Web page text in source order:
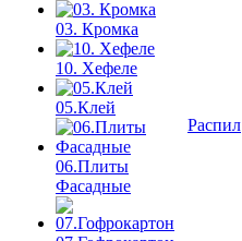
03. Кромка
10. Хефеле
05.Клей
06.Плиты
Фасадные
Распил